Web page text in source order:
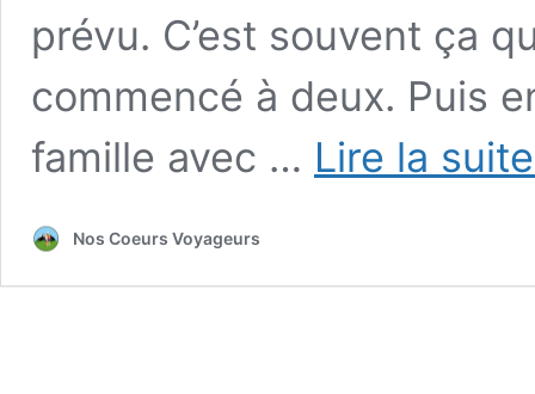
prévu. C’est souvent ça
commencé à deux. Puis
famille avec … Lire la
Nos Coeurs Voyageurs